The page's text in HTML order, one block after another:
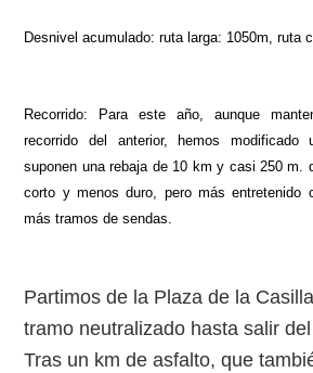
Desnivel acumulado: ruta larga: 1050m, ruta
Recorrido: Para este año, aunque
recorrido del anterior, hemos
suponen una rebaja de 10 km y casi 250 m.
corto y menos duro, pero más entretenido
más tramos de sendas.
Partimos de la Plaza de la
tramo neutralizado hasta salir
Tras un km de asfalto, que